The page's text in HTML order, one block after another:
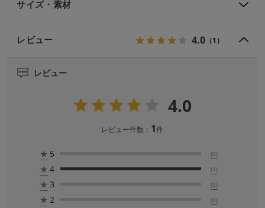
サイズ・素材
レビュー 4.0 （1）
レビュー
4.0
レビュー件数： 1件
★ 5 (0)
★ 4 (1)
★ 3 (0)
★ 2 (0)